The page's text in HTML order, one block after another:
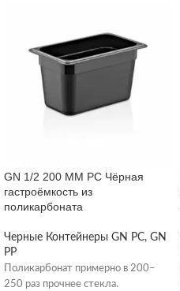
GN 1/2 200 MM PC Чёрная
гастроёмкость из
поликарбоната
Черные Контейнеры GN PC, GN
PP
Поликарбонат примерно в 200–
250 раз прочнее стекла.